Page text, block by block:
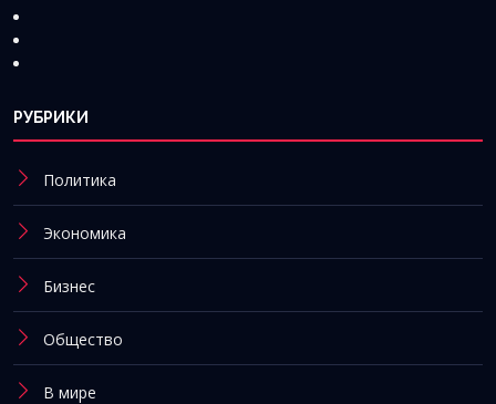
РУБРИКИ
Политика
Экономика
Бизнес
Общество
В мире